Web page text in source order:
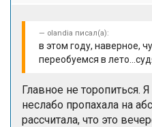
olandia писал(а):
в этом году, наверное,
переобуемся в
Главное не торопиться.
неслабо пропахала на
рассчитала, что это